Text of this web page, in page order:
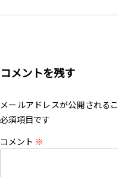
コメントを残す
メールアドレスが公開される
必須項目です
コメント ※